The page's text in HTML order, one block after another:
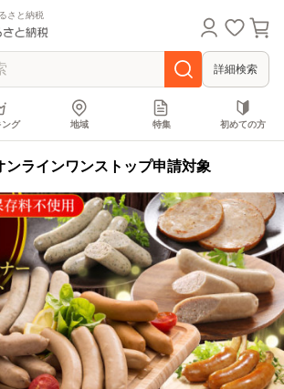
さと納税
詳細検索
ング 地域 特集 初めての方
ンラインワンストップ申請対象